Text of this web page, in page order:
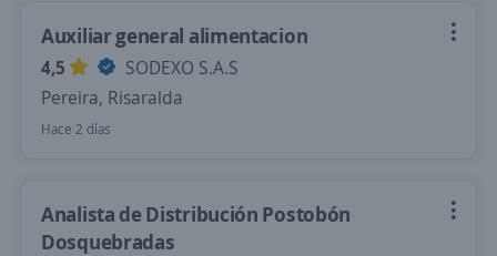
Auxiliar general alimentacion
4,5
SODEXO S.A.S
Pereira, Risaralda
Hace 2 días
Analista de Distribución Postobón
Dosquebradas